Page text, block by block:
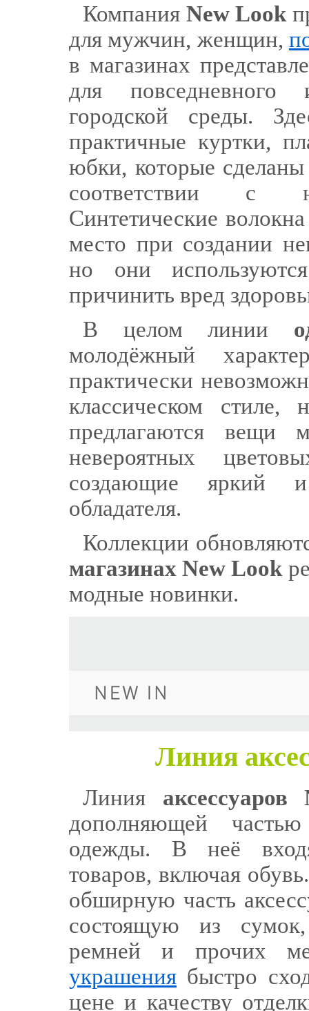
Компания New Look
для мужчин, женщин,
в магазинах
для повседневного
городской среды.
практичные куртки,
юбки, которые
соответствии с
Синтетические
место при создании
но они
причинить вред
В целом линии
молодёжный
практически
классическом
предлагаются вещи
невероятных
создающие яркий
обладателя.
Коллекции
магазинах New Look
модные новинки.
Линия
Линия
дополняющей
одежды. В неё
товаров, включая
обширную часть
состоящую из
ремней и прочих
украшения быстро
цене и качеству